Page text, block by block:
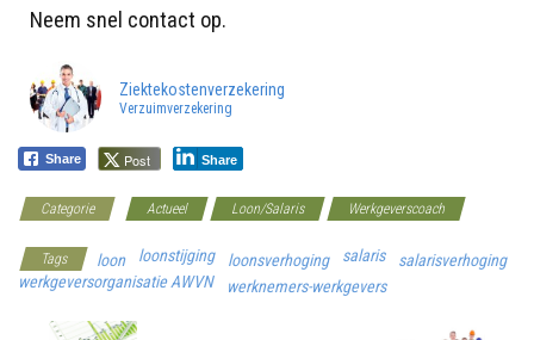
Neem snel contact op.
Ziektekostenverzekering
Verzuimverzekering
Share Post Share
Categorie Actueel Loon/Salaris Werkgeverscoach
Tags loon loonstijging loonsverhoging salaris
salarisverhoging
werkgeversorganisatie AWVN
werknemers-werkgevers